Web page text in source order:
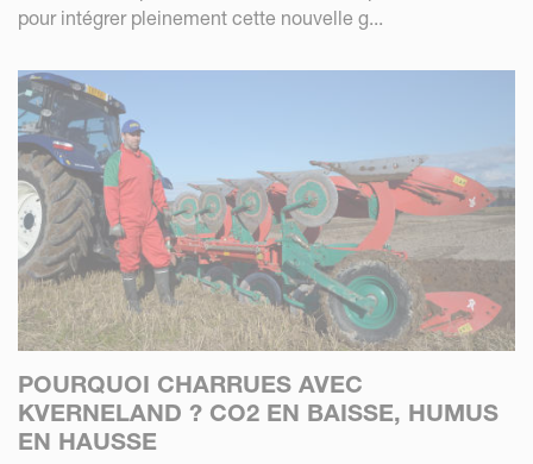
pour intégrer pleinement cette nouvelle g...
POURQUOI CHARRUES AVEC
KVERNELAND ? CO2 EN BAISSE, HUMUS
EN HAUSSE